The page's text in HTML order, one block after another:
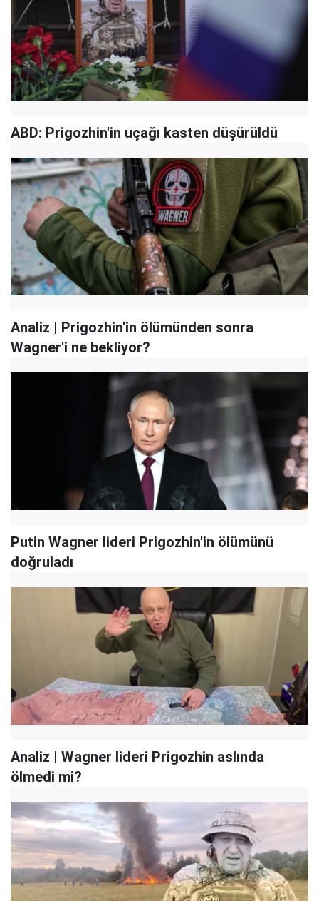
ABD: Prigozhin'in uçağı kasten düşürüldü
Analiz | Prigozhin'in ölümünden sonra
Wagner'i ne bekliyor?
Putin Wagner lideri Prigozhin'in ölümünü
doğruladı
Analiz | Wagner lideri Prigozhin aslında
ölmedi mi?